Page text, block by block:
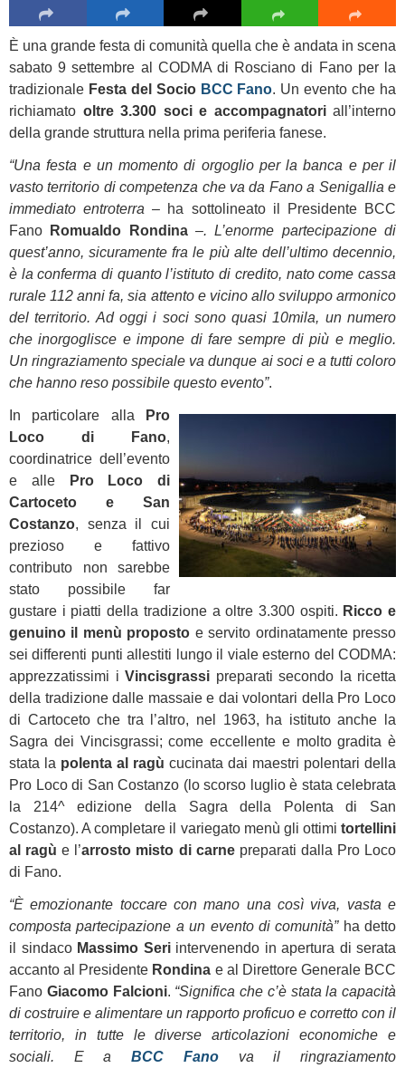
È una grande festa di comunità quella che è andata in scena
sabato 9 settembre al CODMA di Rosciano di Fano per la
tradizionale Festa del Socio BCC Fano. Un evento che ha
richiamato oltre 3.300 soci e accompagnatoriall’interno
della grande struttura nella prima periferia fanese.
“Una festa e un momento di orgoglio per la banca e per il
vasto territorio di competenza che va da Fano a Senigallia e
immediato entroterra – ha sottolineato il Presidente BCC
Fano
Romualdo Rondina–. L’enorme partecipazione di
quest’anno, sicuramente fra le più alte dell’ultimo decennio,
è la conferma di quanto l’istituto di credito, nato come cassa
rurale 112 anni fa, sia attento e vicino allo sviluppo armonico
del territorio. Ad oggi i soci sono quasi 10mila, un numero
che inorgoglisce e impone di fare sempre di più e meglio.
Un ringraziamento speciale va dunque ai soci e a tutti coloro
che hanno reso possibile questo evento”.
In particolare alla
Pro
Loco di Fano,
coordinatrice dell’evento
e alle
Pro Loco di
Cartoceto e San
Costanzo, senza il cui
prezioso e fattivo
contributo non sarebbe
stato possibile far
gustare i piatti della tradizione a oltre 3.300 ospiti. Ricco e
genuino il menù proposto e servito ordinatamente presso
sei differenti punti allestiti lungo il viale esterno del CODMA:
apprezzatissimi i Vincisgrassi preparati secondo la ricetta
della tradizione dalle massaie e dai volontari della Pro Loco
di Cartoceto che tra l’altro, nel 1963, ha istituto anche la
Sagra dei Vincisgrassi; come eccellente e molto gradita è
stata la polenta al ragù cucinata dai maestri polentari della
Pro Loco di San Costanzo (lo scorso luglio è stata celebrata
la 214^ edizione della Sagra della Polenta di San
Costanzo). A completare il variegato menù gli ottimi tortellini
al ragù e l’arrosto misto di carnepreparati dalla Pro Loco
di Fano.
“È emozionante toccare con mano una così viva, vasta e
composta partecipazione a un evento di comunità”ha detto
il sindaco Massimo Seriintervenendo in apertura di serata
accanto al Presidente Rondina e al Direttore Generale BCC
Fano Giacomo Falcioni. “Significa che c’è stata la capacità
di costruire e alimentare un rapporto proficuo e corretto con il
territorio, in tutte le diverse articolazioni economiche e
sociali. E aBCC Fanova il ringraziamento